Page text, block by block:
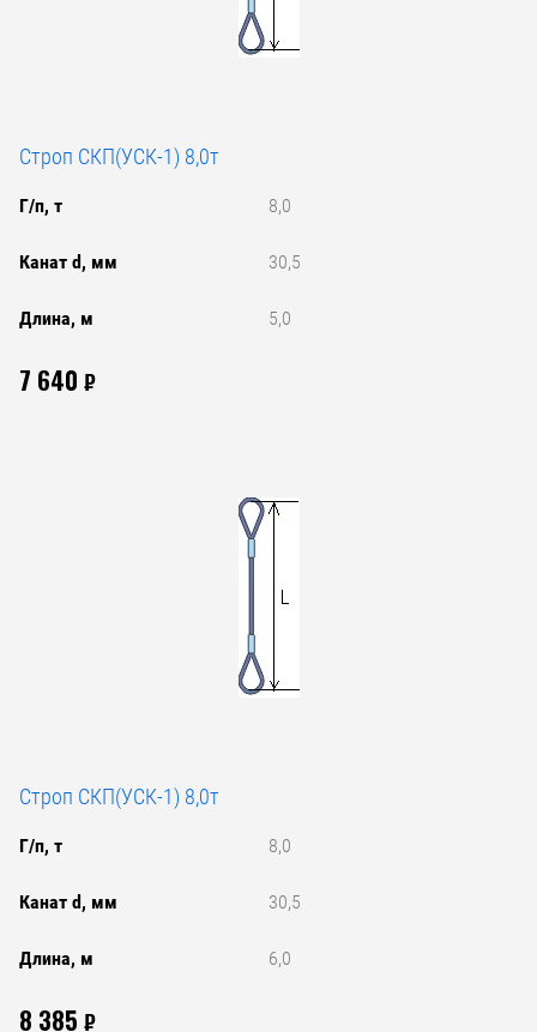
Строп СКП(УСК-1) 8,0т
Г/п, т 8,0
Канат d, мм 30,5
Длина, м 5,0
7 640 ₽
Строп СКП(УСК-1) 8,0т
Г/п, т 8,0
Канат d, мм 30,5
Длина, м 6,0
8 385 ₽